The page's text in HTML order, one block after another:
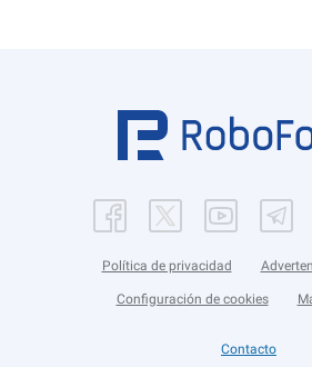
Política de privacidad
Configuración de cookies
Contacto